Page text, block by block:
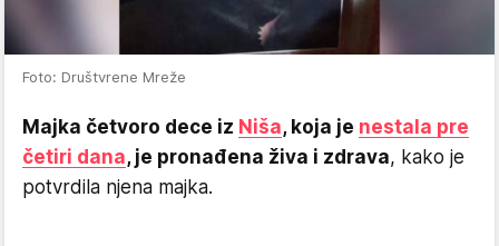
Foto: Društvrene Mreže
Majka četvoro dece iz Niša, koja je nestala pre
četiri dana, je pronađena živa i zdrava, kako je
potvrdila njena majka.